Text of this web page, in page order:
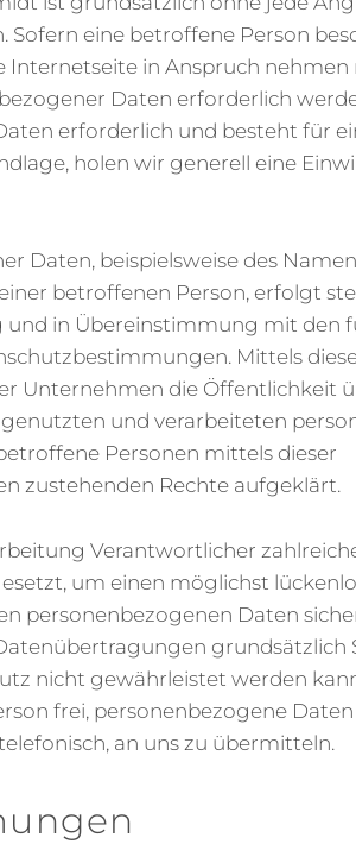
eine betroffene Person
Internetseite in Anspruch
Daten erforderlich
erforderlich und besteht für
holen wir generell eine
Daten, beispielsweise des
betroffenen Person, erfolgt
in Übereinstimmung mit den
Mittels
Unternehmen die Öffentlichkeit
und verarbeiteten
Personen mittels dieser
zustehenden Rechte aufgeklärt.
Verantwortlicher
um einen möglichst
personenbezogenen Daten
grundsätzlich
nicht gewährleistet werden
frei, personenbezogene
an uns zu übermitteln.